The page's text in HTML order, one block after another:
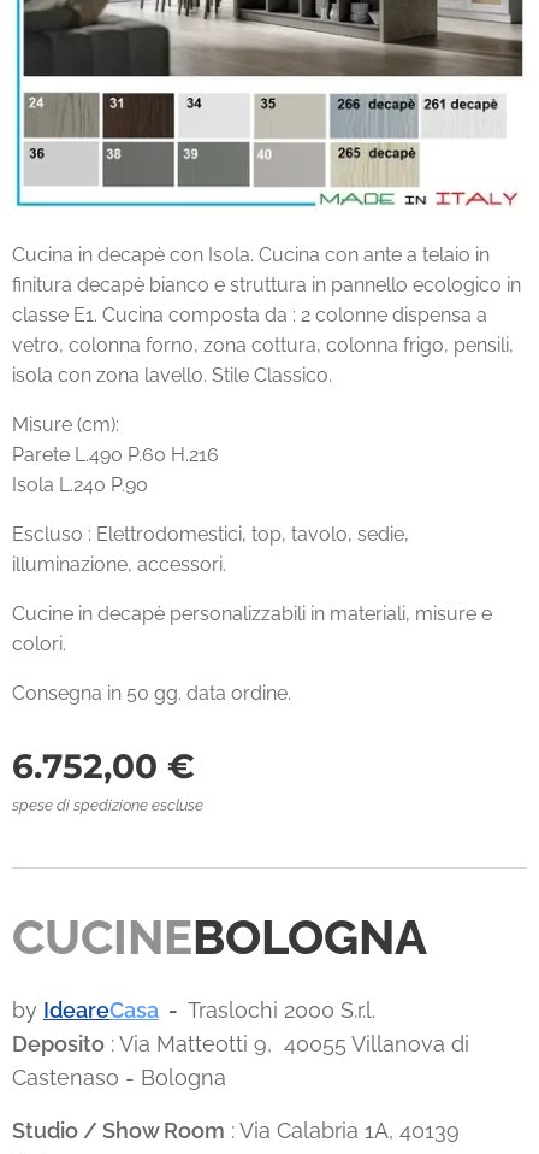
Cucina in decapè con Isola. Cucina con ante a telaio in
finitura decapè bianco e struttura in pannello ecologico in
classe E1. Cucina composta da : 2 colonne dispensa a
vetro, colonna forno, zona cottura, colonna frigo, pensili,
isola con zona lavello. Stile Classico.
Misure (cm):
Parete L.490 P.60 H.216
Isola L.240 P.90
Escluso : Elettrodomestici, top, tavolo, sedie,
illuminazione, accessori.
Cucine in decapè personalizzabili in materiali, misure e
colori.
Consegna in 50 gg. data ordine.
6.752,00 €
spese di spedizione escluse
CUCINEBOLOGNA
by IdeareCasa - Traslochi 2000 S.r.l.
Deposito : Via Matteotti 9, 40055 Villanova di
Castenaso - Bologna
Studio / Show Room : Via Calabria 1A, 40139